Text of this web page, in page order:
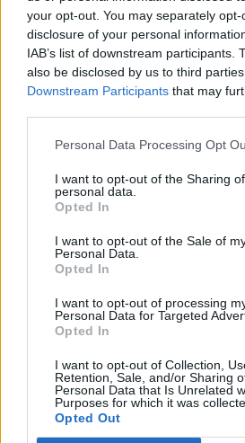
your opt-out. You may separately
disclosure of your personal
IAB’s list of downstream participants.
also be disclosed by us to third
Downstream Participants that may
Personal Data Processing Opt
I want to opt-out of the Sharing
personal data.
Opted In
I want to opt-out of the Sale of
Personal Data.
Opted In
I want to opt-out of processing
Personal Data for Targeted
Opted In
I want to opt-out of Collection,
Retention, Sale, and/or Sharing
Personal Data that Is Unrelated
Purposes for which it was
Opted Out
Eriqo
Főállásban Informatikus kocka, de
KAPCSOLÓDÓ CIKKEK
Elektromos
Brutális
mutatott be a
Elektromos
A BP megnyitotta
500 kW-os
NIO Európába